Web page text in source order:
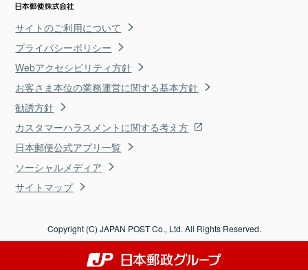
サイトのご利用について
プライバシーポリシー
Webアクセシビリティ方針
お客さま本位の業務運営に関する基本方針
勧誘方針
カスタマーハラスメントに関する考え方
日本郵便公式アプリ一覧
ソーシャルメディア
サイトマップ
Copyright (C) JAPAN POST Co., Ltd. All Rights Reserved.